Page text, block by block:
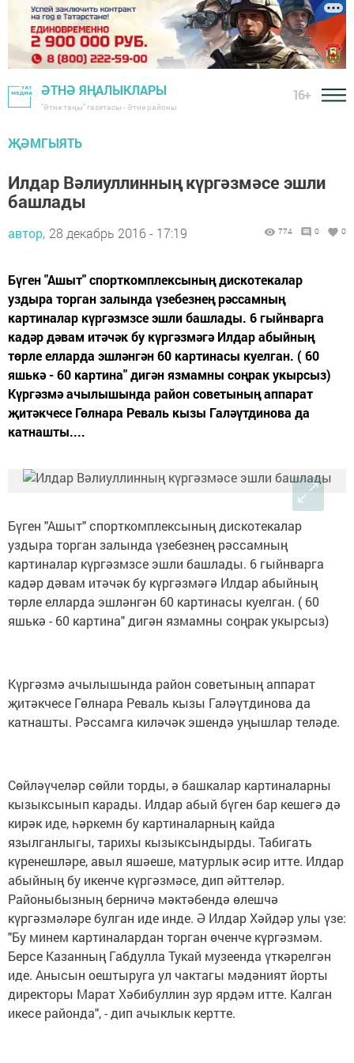
ӘТНӘ ЯҢАЛЫКЛАРЫ
"Әтнә таңы" газетасы - Әтнә районы
16+
ҖӘМГЫЯТЬ
Илдар Вәлиуллинның күргәзмәсе эшли
башлады
автор, 28 декабрь 2016 - 17:19 774 0 0
Бүген "Ашыт" спорткомплексының дискотекалар
уздыра торган залында үзебезнең рәссамның
картиналар күргәзмзсе эшли башлады. 6 гыйнварга
кадәр дәвам итәчәк бу күргәзмәгә Илдар абыйның
төрле елларда эшләнгән 60 картинасы куелган. ( 60
яшькә - 60 картина" дигән язмамны соңрак укырсыз)
Күргәзмә ачылышында район советының аппарат
җитәкчесе Гөлнара Реваль кызы Галәүтдинова да
катнашты....
Бүген "Ашыт" спорткомплексының дискотекалар
уздыра торган залында үзебезнең рәссамның
картиналар күргәзмзсе эшли башлады. 6 гыйнварга
кадәр дәвам итәчәк бу күргәзмәгә Илдар абыйның
төрле елларда эшләнгән 60 картинасы куелган. ( 60
яшькә - 60 картина" дигән язмамны соңрак укырсыз)
Күргәзмә ачылышында район советының аппарат
җитәкчесе Гөлнара Реваль кызы Галәүтдинова да
катнашты. Рәссамга киләчәк эшендә уңышлар теләде.
Сөйләүчеләр сөйли торды, ә башкалар картиналарны
кызыксынып карады. Илдар абый бүген бар кешегә дә
кирәк иде, һәркемн бу картиналарның кайда
язылганлыгы, тарихы кызыксындырды. Табигать
күренешләре, авыл яшәеше, матурлык әсир итте. Илдар
абыйның бу икенче күргәзмәсе, дип әйттеләр.
Районыбызның берничә мәктәбендә өлешчә
күргәзмәләре булган иде инде. Ә Илдар Хәйдәр улы үзе:
"Бу минем картиналардан торган өченче күргәзмәм.
Берсе Казанның Габдулла Тукай музеенда үткәрелгән
иде. Анысын оештыруга ул чактагы мәдәният йорты
директоры Марат Хәбибуллин зур ярдәм итте. Калган
икесе районда", - дип ачыклык кертте.